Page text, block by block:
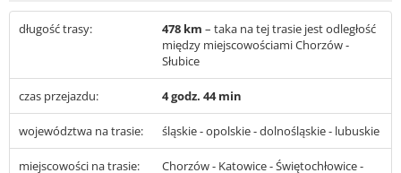
długość trasy: 478 km – taka na tej trasie jest odległość
między miejscowościami Chorzów -
Słubice
czas przejazdu: 4 godz. 44 min
województwa na trasie: śląskie - opolskie - dolnośląskie - lubuskie
miejscowości na trasie:
Chorzów - Katowice - Świętochłowice -